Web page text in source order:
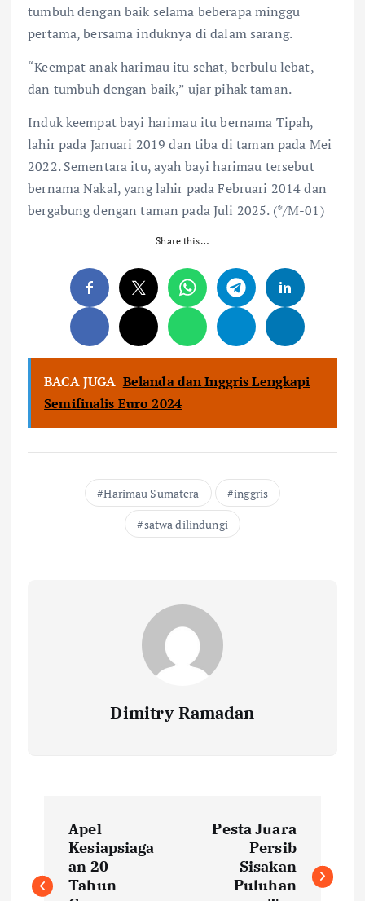
tumbuh dengan baik selama beberapa minggu
pertama, bersama induknya di dalam sarang.
“Keempat anak harimau itu sehat, berbulu lebat,
dan tumbuh dengan baik,” ujar pihak taman.
Induk keempat bayi harimau itu bernama Tipah,
lahir pada Januari 2019 dan tiba di taman pada Mei
2022. Sementara itu, ayah bayi harimau tersebut
bernama Nakal, yang lahir pada Februari 2014 dan
bergabung dengan taman pada Juli 2025. (*/M-01)
Share this…
BACA JUGA Belanda dan Inggris Lengkapi
Semifinalis Euro 2024
Harimau Sumatera
inggris
satwa dilindungi
Dimitry Ramadan
Apel
Kesiapsiaga
an 20
Tahun
Pesta Juara
Persib
Sisakan
Puluhan